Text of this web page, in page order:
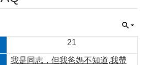
21
我是同志，但我爸媽不知道,我帶